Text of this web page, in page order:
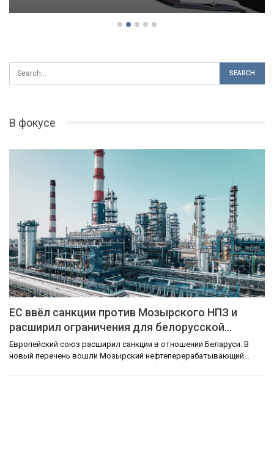
В фокусе
ЕС ввёл санкции против Мозырского НПЗ и
расширил ограничения для белорусской…
Европейский союз расширил санкции в отношении Беларуси. В
новый перечень вошли Мозырский нефтеперерабатывающий…